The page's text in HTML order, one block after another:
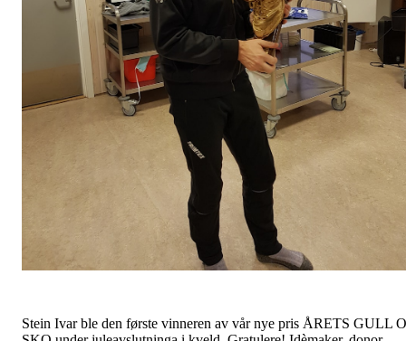
Stein Ivar ble den første vinneren av vår nye pris ÅRETS GULL